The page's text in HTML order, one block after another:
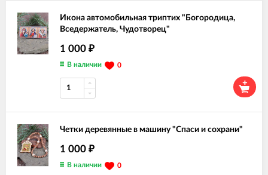
Икона автомобильная триптих "Богородица,
Вседержатель, Чудотворец"
1 000 ₽
В наличии 0
Четки деревянные в машину "Спаси и сохрани"
1 000 ₽
В наличии 0